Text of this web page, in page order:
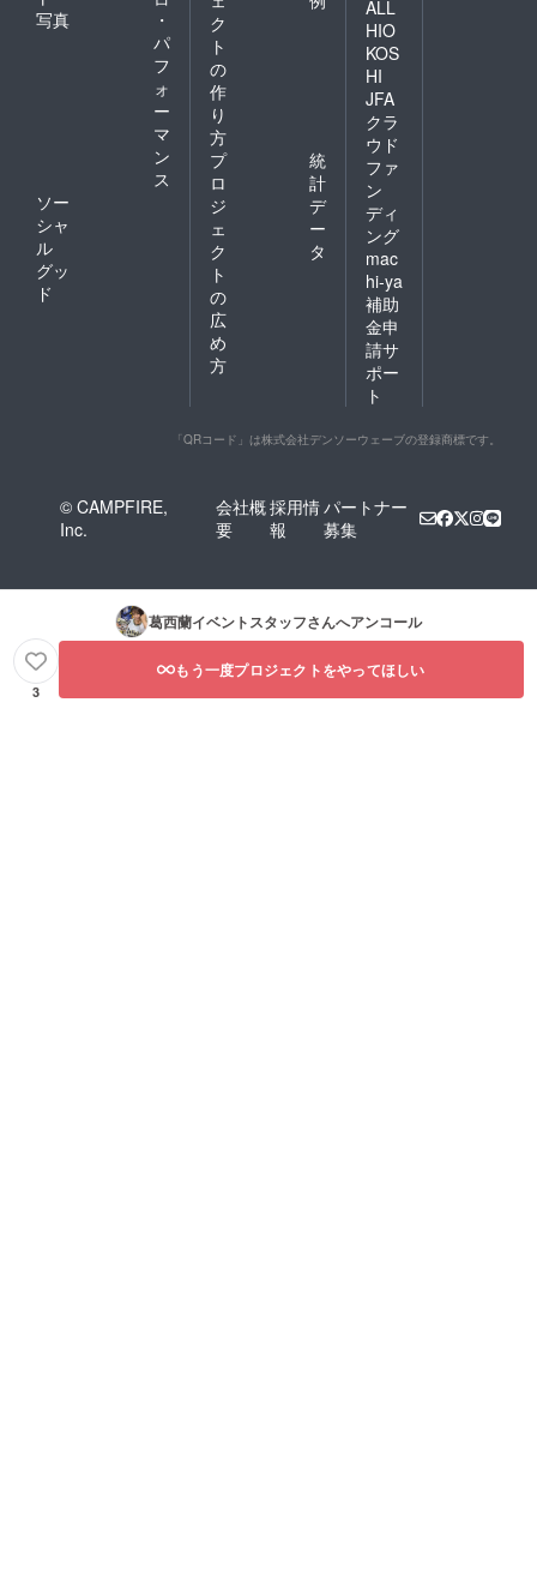
写真
・
パ
フ
ォ
ー
マ
ン
ス
ソー
シャ
ル
グッ
ド
ク
ト
の
作
り
方
プ
ロ
ジ
ェ
ク
ト
の
広
め
方
統
計
デ
ー
タ
ALL
HIO
KOS
HI
JFA
クラ
ウド
ファ
ン
ディ
ング
mac
hi-ya
補助
金申
請サ
ポー
ト
「QRコード」は株式会社デンソーウェーブの登録商標です。
© CAMPFIRE,
Inc.
会社概
要
採用情
報
パートナー
募集
葛西蘭イベントスタッフさんへアンコール
3
もう一度プロジェクトをやってほしい